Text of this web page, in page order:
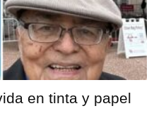
en tinta y papel